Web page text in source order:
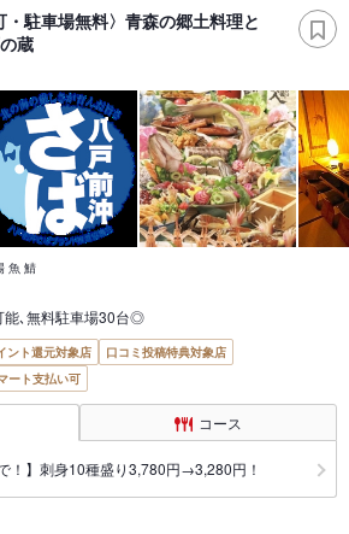
・駐車場無料〉青森の郷土料理と
蔵
魚 鯖
能､無料駐車場30台◎
ント還元対象店
口コミ投稿特典対象店
ート支払い可
コース
！】刺身10種盛り3,780円→3,280円！